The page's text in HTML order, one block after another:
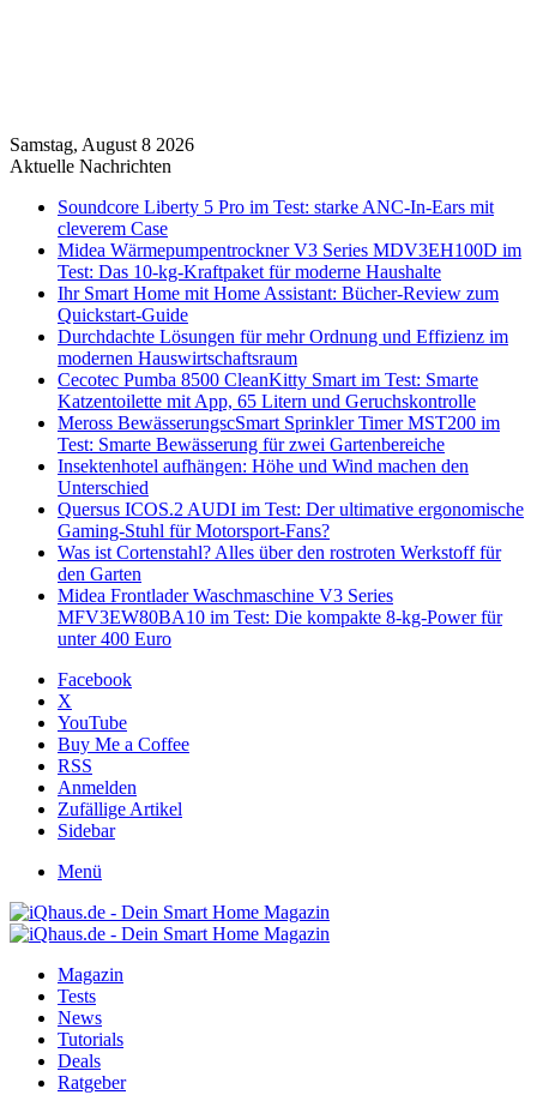
Samstag, August 8 2026
Aktuelle Nachrichten
Soundcore Liberty 5 Pro im Test: starke ANC-In-Ears mit
cleverem Case
Midea Wärmepumpentrockner V3 Series MDV3EH100D im
Test: Das 10-kg-Kraftpaket für moderne Haushalte
Ihr Smart Home mit Home Assistant: Bücher-Review zum
Quickstart-Guide
Durchdachte Lösungen für mehr Ordnung und Effizienz im
modernen Hauswirtschaftsraum
Cecotec Pumba 8500 CleanKitty Smart im Test: Smarte
Katzentoilette mit App, 65 Litern und Geruchskontrolle
Meross BewässerungscSmart Sprinkler Timer MST200 im
Test: Smarte Bewässerung für zwei Gartenbereiche
Insektenhotel aufhängen: Höhe und Wind machen den
Unterschied
Quersus ICOS.2 AUDI im Test: Der ultimative ergonomische
Gaming-Stuhl für Motorsport-Fans?
Was ist Cortenstahl? Alles über den rostroten Werkstoff für
den Garten
Midea Frontlader Waschmaschine V3 Series
MFV3EW80BA10 im Test: Die kompakte 8-kg-Power für
unter 400 Euro
Facebook
X
YouTube
Buy Me a Coffee
RSS
Anmelden
Zufällige Artikel
Sidebar
Menü
Magazin
Tests
News
Tutorials
Deals
Ratgeber